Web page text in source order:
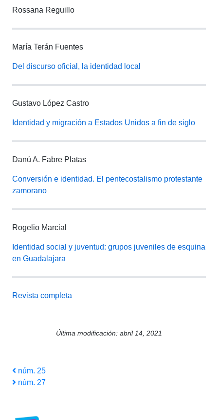
Rossana Reguillo
María Terán Fuentes
Del discurso oficial, la identidad local
Gustavo López Castro
Identidad y migración a Estados Unidos a fin de siglo
Danú A. Fabre Platas
Conversión e identidad. El pentecostalismo protestante
zamorano
Rogelio Marcial
Identidad social y juventud: grupos juveniles de esquina
en Guadalajara
Revista completa
Última modificación: abril 14, 2021
Navegación
entradas
Entrada
anterior
núm. 25
Siguiente
núm. 27